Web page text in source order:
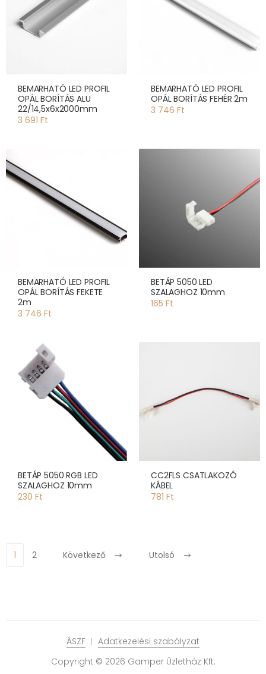
BEMARHATÓ LED PROFIL
OPÁL BORÍTÁS ALU
22/14,5x6x2000mm
3 691 Ft
BEMARHATÓ LED PROFIL
OPÁL BORÍTÁS FEHÉR 2m
3 746 Ft
BEMARHATÓ LED PROFIL
OPÁL BORÍTÁS FEKETE
2m
3 746 Ft
BETÁP 5050 LED
SZALAGHOZ 10mm
165 Ft
BETÁP 5050 RGB LED
SZALAGHOZ 10mm
230 Ft
CC2FLS CSATLAKOZÓ
KÁBEL
781 Ft
1 2 Következő Utolsó
Copyright © 2026 Gamper Üzletház Kft.
ÁSZF Adatkezelési szabályzat